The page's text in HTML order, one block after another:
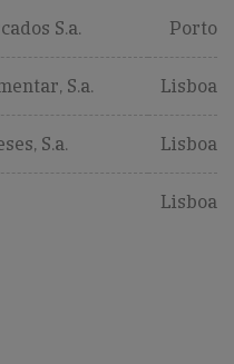
S.a. Porto
S.a. Lisboa
S.a. Lisboa
Lisboa